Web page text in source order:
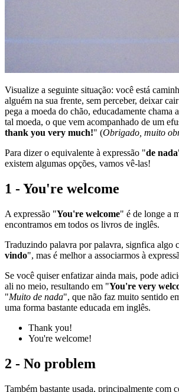
Visualize a seguinte situação: você está
alguém na sua frente, sem perceber, deixar
pega a moeda do chão, educadamente chama
tal moeda, o que vem acompanhado de um
thank you very much!" (Obrigado, muito
Para dizer o equivalente à expressão "de nada
existem algumas opções, vamos vê-las!
1 - You're welcome
A expressão "You're welcome" é de longe a
encontramos em todos os livros de inglês.
Traduzindo palavra por palavra, signfica algo
vindo", mas é melhor a associarmos à
Se você quiser enfatizar ainda mais, pode
ali no meio, resultando em "You're very
"Muito de nada", que não faz muito sentido
uma forma bastante educada em inglês.
Thank you!
You're welcome!
2 - No problem
Também bastante usada, principalmente com